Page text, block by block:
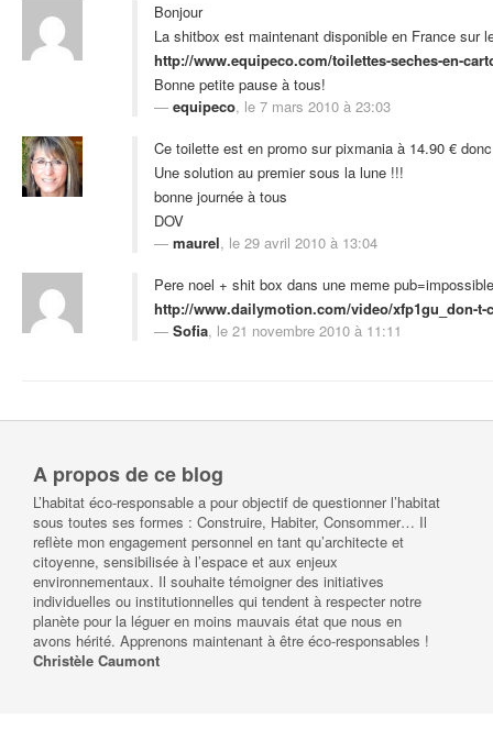
Bonjour
La shitbox est maintenant disponible en France sur
http://www.equipeco.com/toilettes-seches-en-
Bonne petite pause à tous!
equipeco, le 7 mars 2010 à 23:03
Ce toilette est en promo sur pixmania à 14.90 €
Une solution au premier sous la lune !!!
bonne journée à tous
DOV
maurel, le 29 avril 2010 à 13:04
Pere noel + shit box dans une meme
http://www.dailymotion.com/video/xfp1gu_don-t-
Sofia, le 21 novembre 2010 à 11:11
A propos de ce blog
L’habitat éco-responsable a pour objectif de questionner l’habitat
sous toutes ses formes : Construire, Habiter, Consommer… Il
reflète mon engagement personnel en tant qu’architecte et
citoyenne, sensibilisée à l’espace et aux enjeux
environnementaux. Il souhaite témoigner des initiatives
individuelles ou institutionnelles qui tendent à respecter notre
planète pour la léguer en moins mauvais état que nous en
avons hérité. Apprenons maintenant à être éco-responsables !
Christèle Caumont